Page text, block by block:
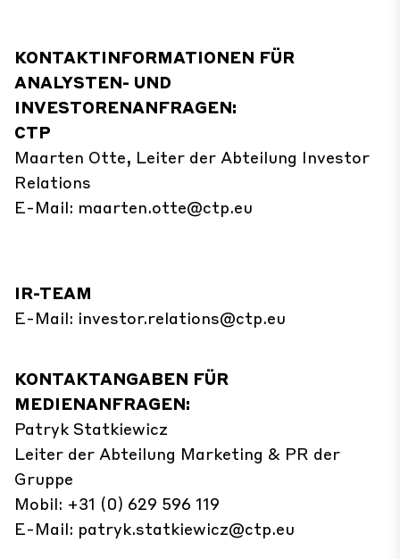
KONTAKTINFORMATIONEN FÜR
ANALYSTEN- UND
INVESTORENANFRAGEN:
CTP
Maarten Otte, Leiter der Abteilung Investor
Relations
E-Mail: maarten.otte@ctp.eu
IR-TEAM
E-Mail: investor.relations@ctp.eu
KONTAKTANGABEN FÜR
MEDIENANFRAGEN:
Patryk Statkiewicz
Leiter der Abteilung Marketing & PR der
Gruppe
Mobil: +31 (0) 629 596 119
E-Mail: patryk.statkiewicz@ctp.eu